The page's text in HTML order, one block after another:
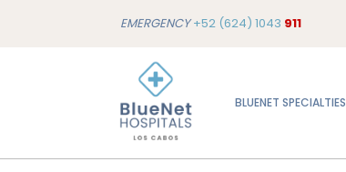
EMERGENCY+52 (624) 1043 911
BLUENET SPECIALTIES